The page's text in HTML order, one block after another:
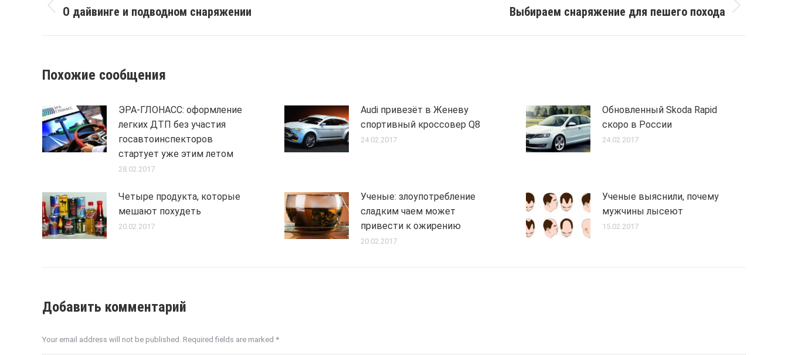
navigation
Previous
О дайвинге и подводном снаряжении Выбираем снаряжение для пешего похода
Похожие сообщения
ЭРА-ГЛОНАСС: оформление
легких ДТП без участия
госавтоинспекторов
стартует уже этим летом
28.02.2017
Audi привезёт в Женеву
спортивный кроссовер Q8
24.02.2017
Обновленный Skoda Rapid
скоро в России
24.02.2017
Четыре продукта, которые
мешают похудеть
20.02.2017
Ученые: злоупотребление
сладким чаем может
привести к ожирению
20.02.2017
Ученые выяснили, почему
мужчины лысеют
15.02.2017
Добавить комментарий
Your email address will not be published. Required fields are marked *